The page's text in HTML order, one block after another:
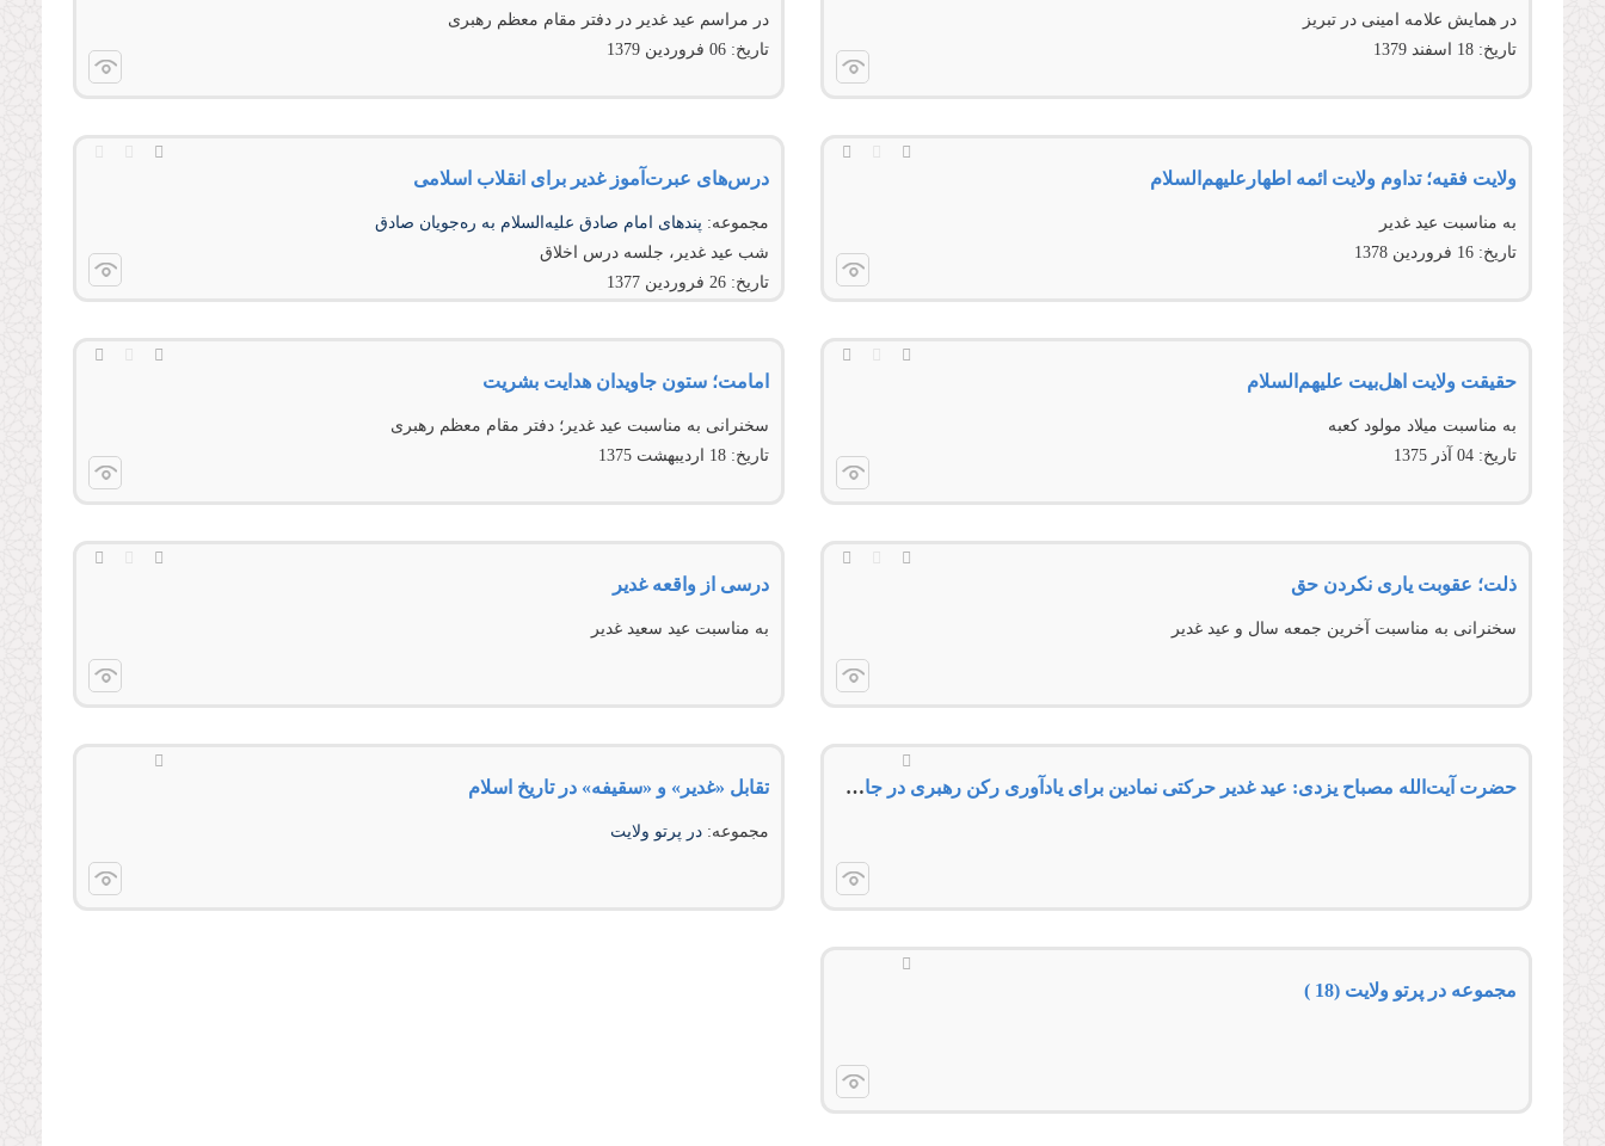
در همایش علامه امینی در تبریز
تاریخ: 18 اسفند 1379
در مراسم عید غدیر در دفتر مقام معظم رهبری
تاریخ: 06 فروردين 1379
ولایت فقیه؛ تداوم ولایت ائمه اطهار‌عليهم‌‌السلام
به مناسبت عید غدیر
تاریخ: 16 فروردين 1378
درس‌های عبرت‌آموز غدیر برای انقلاب اسلامی
مجموعه: پندهای امام صادق علیه‌السلام به ره‌جویان صادق
شب عید غدیر، جلسه درس اخلاق
تاریخ: 26 فروردين 1377
حقیقت ولایت اهل‌بیت علیهم‌السلام
به مناسبت میلاد مولود كعبه
تاریخ: 04 آذر 1375
امامت؛ ستون جاویدان هدایت بشریت
سخنرانی به مناسبت عید غدیر؛ دفتر مقام معظم رهبری
تاریخ: 18 ارديبهشت 1375
ذلت؛ عقوبت یاری نکردن حق
سخنرانی به مناسبت آخرین جمعه سال و عید غدیر
درسی از واقعه غدیر
به مناسبت عید سعید غدیر
حضرت آیت‌الله مصباح یزدی: عید غدیر حرکتی نمادین برای یادآوری رکن رهبری در جامعه اسلامی است تقابل «غدیر» و «سقیفه» در تاریخ اسلام
مجموعه: در پرتو ولایت
مجموعه در پرتو ولایت (18 )